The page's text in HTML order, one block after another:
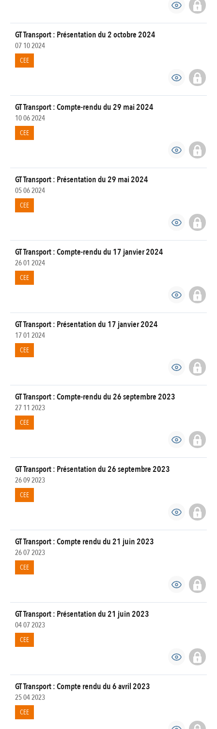
GT Transport : Présentation du 2 octobre 2024
07 10 2024
CEE
GT Transport : Compte-rendu du 29 mai 2024
10 06 2024
CEE
GT Transport : Présentation du 29 mai 2024
05 06 2024
CEE
GT Transport : Compte-rendu du 17 janvier 2024
26 01 2024
CEE
GT Transport : Présentation du 17 janvier 2024
17 01 2024
CEE
GT Transport : Compte-rendu du 26 septembre 2023
27 11 2023
CEE
GT Transport : Présentation du 26 septembre 2023
26 09 2023
CEE
GT Transport : Compte rendu du 21 juin 2023
26 07 2023
CEE
GT Transport : Présentation du 21 juin 2023
04 07 2023
CEE
GT Transport : Compte rendu du 6 avril 2023
25 04 2023
CEE